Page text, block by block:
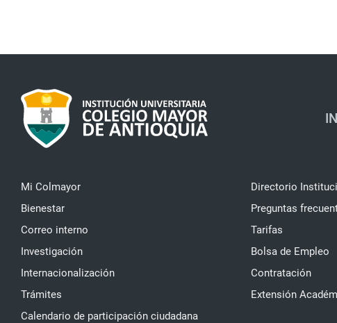
Mi Colmayor
Bienestar
Correo interno
Investigación
Internacionalización
Trámites
Calendario de participación ciudadana
Directorio
Preguntas
Tarifas
Bolsa de Empleo
Contratación
Extensión